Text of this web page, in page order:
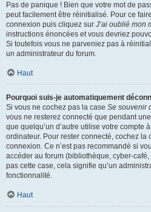
Pas de panique ! Bien que votre mot de
peut facilement être réinitialisé. Pour ce
connexion puis cliquez sur J’ai oublié mon
instructions énoncées et vous devriez
Si toutefois vous ne parveniez pas à
un administrateur du forum.
Haut
Pourquoi suis-je automatiquement
Si vous ne cochez pas la case Se souvenir
vous ne resterez connecté que pendant
que quelqu’un d’autre utilise votre compte
ordinateur. Pour rester connecté, cochez la
connexion. Ce n’est pas recommandé si
accéder au forum (bibliothèque, cyber-
pas cette case, cela signifie qu’un
fonctionnalité.
Haut